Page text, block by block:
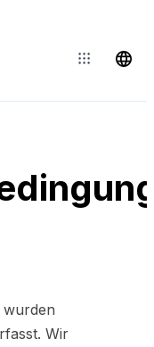
wurden
Wir